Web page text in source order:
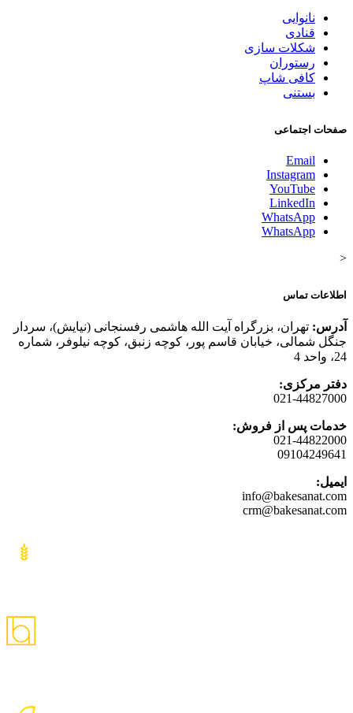
نانوایی
قنادی
شکلات سازی
رستوران
کافی شاپ
بستنی
صفحات اجتماعی
Email
Instagram
YouTube
LinkedIn
WhatsApp
WhatsApp
<
اطلاعات تماس
آدرس: تهران، بزرگراه آیت الله هاشمی رفسنجانی (نیایش)، سردار
جنگل شمالی، خیابان قاسم پور، کوچه زنبق، کوچه نیلوفر، شماره
24، واحد 4
دفتر مرکزی:
021-44827000
خدمات پس از فروش:
021-44822000
09104249641
ایمیل:
info@bakesanat.com
crm@bakesanat.com